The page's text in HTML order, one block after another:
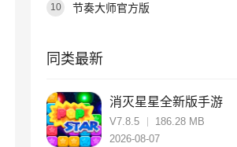
10 节奏大师官方版
同类最新
消灭星星全新版手游
V7.8.5
186.28 MB
2026-08-07